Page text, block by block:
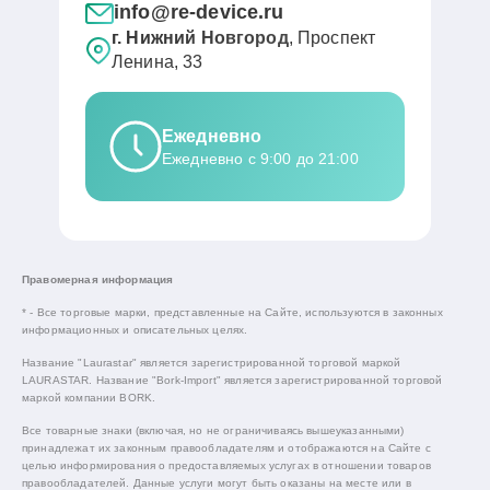
info@re-device.ru
г. Нижний Новгород, Проспект
Ленина, 33
Ежедневно
Ежедневно с 9:00 до 21:00
Правомерная информация
* - Все торговые марки, представленные на Сайте, используются в законных
информационных и описательных целях.
Название "Laurastar" является зарегистрированной торговой маркой
LAURASTAR. Название "Bork-Import" является зарегистрированной торговой
маркой компании BORK.
Все товарные знаки (включая, но не ограничиваясь вышеуказанными)
принадлежат их законным правообладателям и отображаются на Сайте с
целью информирования о предоставляемых услугах в отношении товаров
правообладателей. Данные услуги могут быть оказаны на месте или в